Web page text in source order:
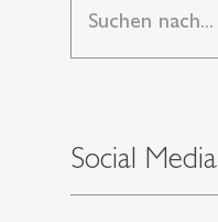
Social Media